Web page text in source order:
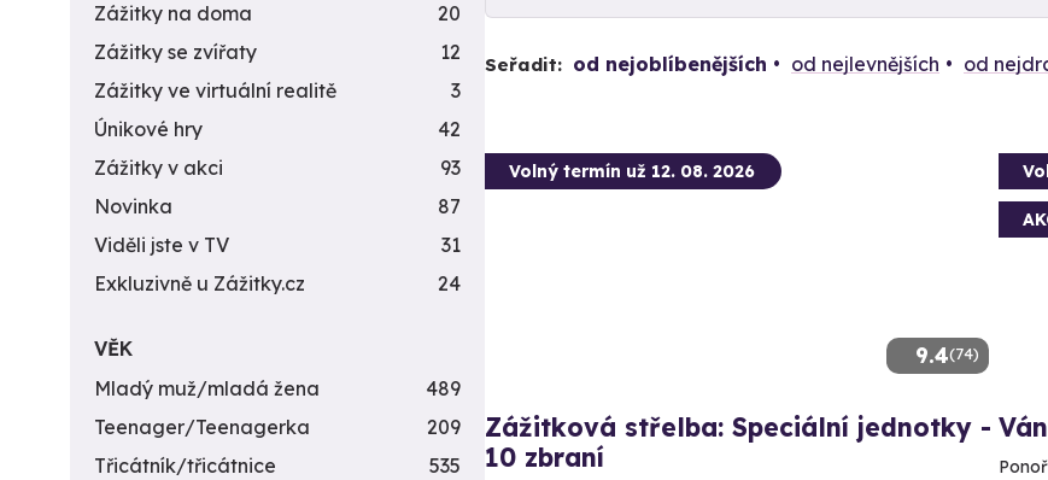
Seřadit: od nejoblíbenějších od nejlevnějších od
9.4(74)
Volný termín už 12. 08. 2026
Zážitková střelba: Speciální jednotky -
10 zbraní
Zážitky na doma
20
Zážitky se zvířaty
12
Zážitky ve virtuální realitě
3
Únikové hry
42
Zážitky v akci
93
Novinka
87
Viděli jste v TV
31
Exkluzivně u Zážitky.cz
24
VĚK
Mladý muž/mladá žena
489
Teenager/Teenagerka
209
Třicátník/třicátnice
535